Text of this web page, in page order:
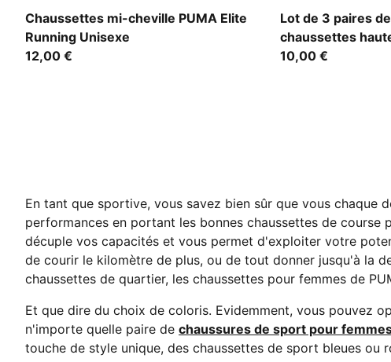
Chaussettes mi-cheville PUMA Elite
Running Unisexe
white
12,00 €
Lot de 3 paires de
chaussettes
oatmeal
10,00 €
En tant que sportive, vous savez bien sûr que vous
performances en portant les bonnes chaussettes de course
décuple vos capacités et vous permet d'exploiter votre
de courir le kilomètre de plus, ou de tout donner jusqu'à la
chaussettes de quartier, les chaussettes pour femmes de
Et que dire du choix de coloris. Evidemment, vous pouvez
n'importe quelle paire de chaussures de sport pour
touche de style unique, des chaussettes de sport bleues ou